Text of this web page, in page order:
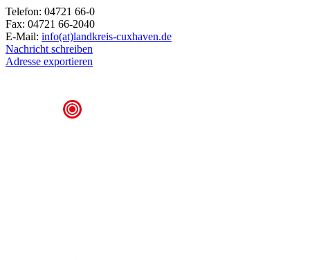
Telefon: 04721 66-0
Fax: 04721 66-2040
E-Mail: info(at)landkreis-cuxhaven.de
Nachricht schreiben
Adresse exportieren